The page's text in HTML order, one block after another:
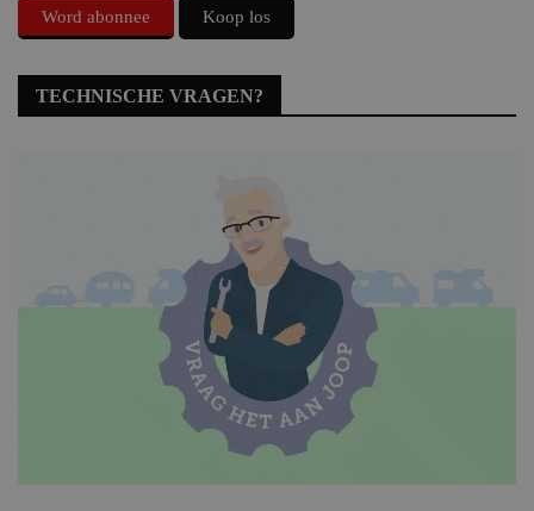
Word abonnee Koop los
TECHNISCHE VRAGEN?